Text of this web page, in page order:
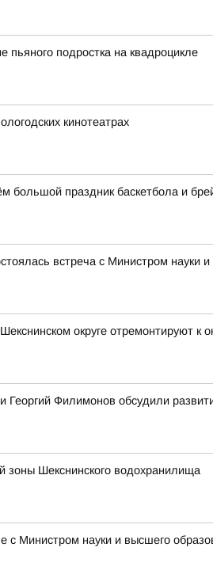
подростка на квадроцикле
кинотеатрах
большой праздник баскетбола и
встреча с Министром
округе отремонтируют к
Георгий Филимонов обсудили
зоны Шекснинского водохранилища
с Министром науки и высшего